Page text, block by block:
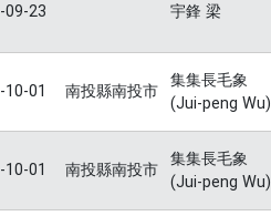
09-23 宇鋒 梁
10-01 南投縣南投市
集集長毛象
(Jui-peng Wu)
10-01 南投縣南投市
集集長毛象
(Jui-peng Wu)